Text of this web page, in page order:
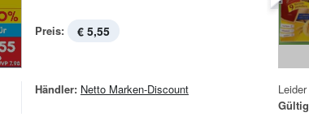
Preis: € 5,55
Händler: Netto Marken-Discount